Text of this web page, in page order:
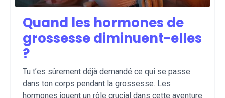
Quand les hormones de
grossesse diminuent-elles
?
Tu t’es sûrement déjà demandé ce qui se passe
dans ton corps pendant la grossesse. Les
hormones jouent un rôle crucial dans cette aventure